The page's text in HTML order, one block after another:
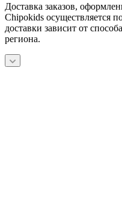
Доставка заказов,
Chipokids осуществляется
доставки зависит от
региона.